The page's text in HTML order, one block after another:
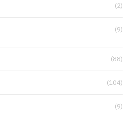
(2)
(9)
(88)
(104)
(9)